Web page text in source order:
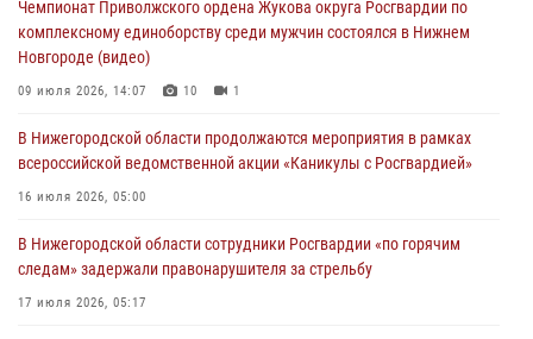
13 июля 2026, 06:45
Росгвардейцы предотвратили серию краж в Нижнем Новгороде
10 июля 2026, 09:38
Чемпионат Приволжского ордена Жукова округа Росгвардии по
комплексному единоборству среди мужчин состоялся в Нижнем
Новгороде (видео)
09 июля 2026, 14:07 10 1
В Нижегородской области продолжаются мероприятия в рамках
всероссийской ведомственной акции «Каникулы с Росгвардией»
16 июля 2026, 05:00
В Нижегородской области сотрудники Росгвардии «по горячим
следам» задержали правонарушителя за стрельбу
17 июля 2026, 05:17